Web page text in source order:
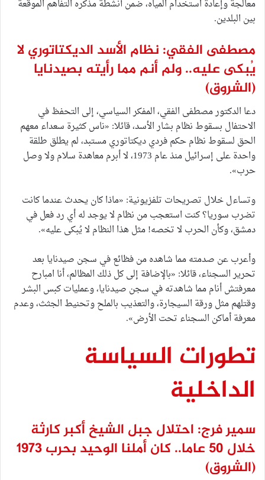
معالجة وإعادة استخدام المياه، ضمن أنشطة مذكره التفاهم الموقعة
بين البلدين.
مصطفى الفقي: نظام الأسد الديكتاتوري لا
يُبكى عليه.. ولم أنم مما رأيته بصيدنايا
(الشروق)
دعا الدكتور مصطفى الفقي، المفكر السياسي، إلى التحفظ في
الاحتفال بسقوط نظام بشار الأسد، قائلا: «ناس كثيرة سعداء معهم
الحق لسقوط نظام حكم فردي ديكتاتوري مستبد، لم يطلق طلقة
واحدة على إسرائيل منذ عام 1973، لا أبرم معاهدة سلام ولا وصل
حرب».
وتساءل خلال تصريحات تلفزيونية: «ماذا كان يحدث عندما كانت
تضرب سوريا؟ كنت استعجب من نظام لا يوجد له أي رد فعل في
دمشق، وكأن الحرب لا تخصه! مثل هذا النظام لا يُبكى عليه».
وأعرب عن صدمته مما شاهده من فظائع في سجن صيدنايا بعد
تحرير السجناء، قائلا: «بالإضافة إلى كل ذلك المظالم، أنا امبارح
معرفتش أنام مما شاهدته في سجن صيدنايا، وعمليات كبس البشر
وقتلهم مثل ورقة السيجارة، والتعذيب بالملح وتحنيط الجثث، وعدم
معرفة أماكن السجناء تحت الأرض».
تطورات السياسة
الداخلية
سمير فرج: احتلال جبل الشيخ أكبر كارثة
خلال 50 عاما.. كان أملنا الوحيد بحرب 1973
(الشروق)